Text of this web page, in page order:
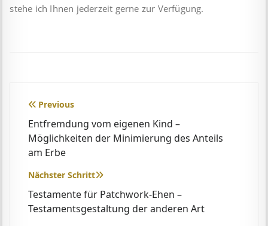
stehe ich Ihnen jederzeit gerne zur Verfügung.
Beitragsnavigation
Previous
Entfremdung vom eigenen Kind –
Möglichkeiten der Minimierung des Anteils
am Erbe
Nächster Schritt
Testamente für Patchwork-Ehen –
Testamentsgestaltung der anderen Art